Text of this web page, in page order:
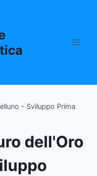
- Sviluppo Prima
dell'Oro